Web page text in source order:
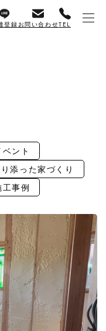
登録お問い合わせTEL
ベント
添った家づくり
工事例